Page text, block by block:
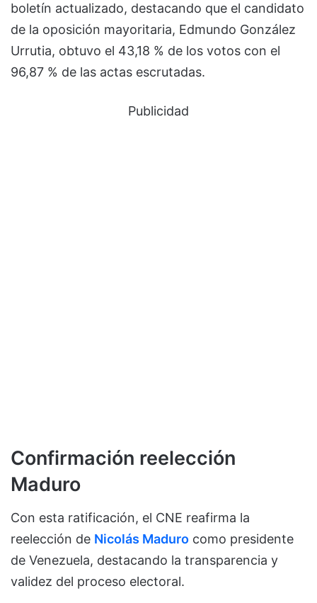
boletín actualizado, destacando que el candidato
de la oposición mayoritaria, Edmundo González
Urrutia, obtuvo el 43,18 % de los votos con el
96,87 % de las actas escrutadas.
Publicidad
Confirmación reelección
Maduro
Con esta ratificación, el CNE reafirma la
reelección de Nicolás Maduro como presidente
de Venezuela, destacando la transparencia y
validez del proceso electoral.